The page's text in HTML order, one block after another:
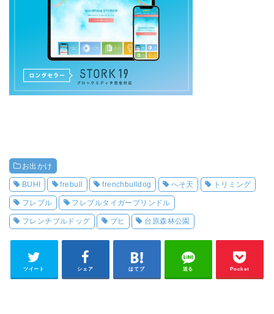
お出かけ
BUHI frebull frenchbulldog へそ天 トリミング
フレブル フレブルタイガーブリンドル
フレンチブルドッグ ブヒ 台原森林公園
ツイート シェア はてブ 送る Pocket